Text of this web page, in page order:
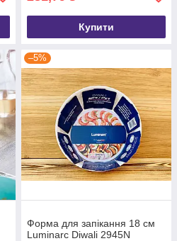
Купити
–5%
Форма для запікання 18 см
Luminarc Diwali 2945N